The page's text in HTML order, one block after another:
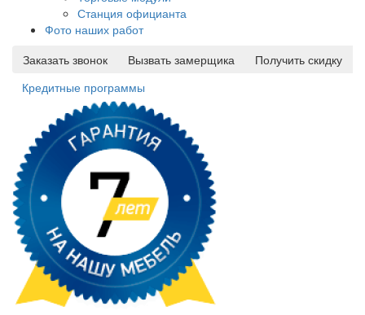
Станция официанта
Фото наших работ
Заказать звонок
Вызвать замерщика
Получить скидку
Кредитные программы